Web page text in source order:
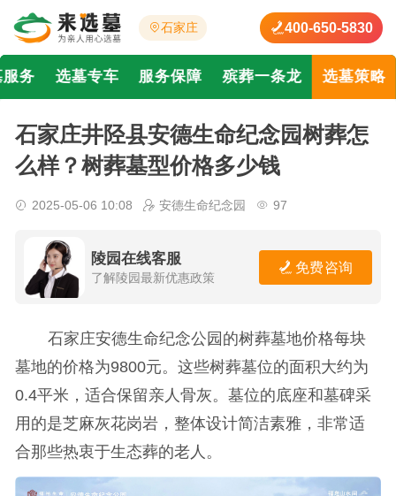
石家庄 400-650-5830
务 选墓专车 服务保障 殡葬一条龙 选墓策略
石家庄井陉县安德生命纪念园树葬怎
么样？树葬墓型价格多少钱
2025-05-06 10:08 安德生命纪念园 97
陵园在线客服
了解陵园最新优惠政策
免费咨询
石家庄安德生命纪念公园的树葬墓地价格每块
墓地的价格为9800元。这些树葬墓位的面积大约为
0.4平米，适合保留亲人骨灰。墓位的底座和墓碑采
用的是芝麻灰花岗岩，整体设计简洁素雅，非常适
合那些热衷于生态葬的老人。